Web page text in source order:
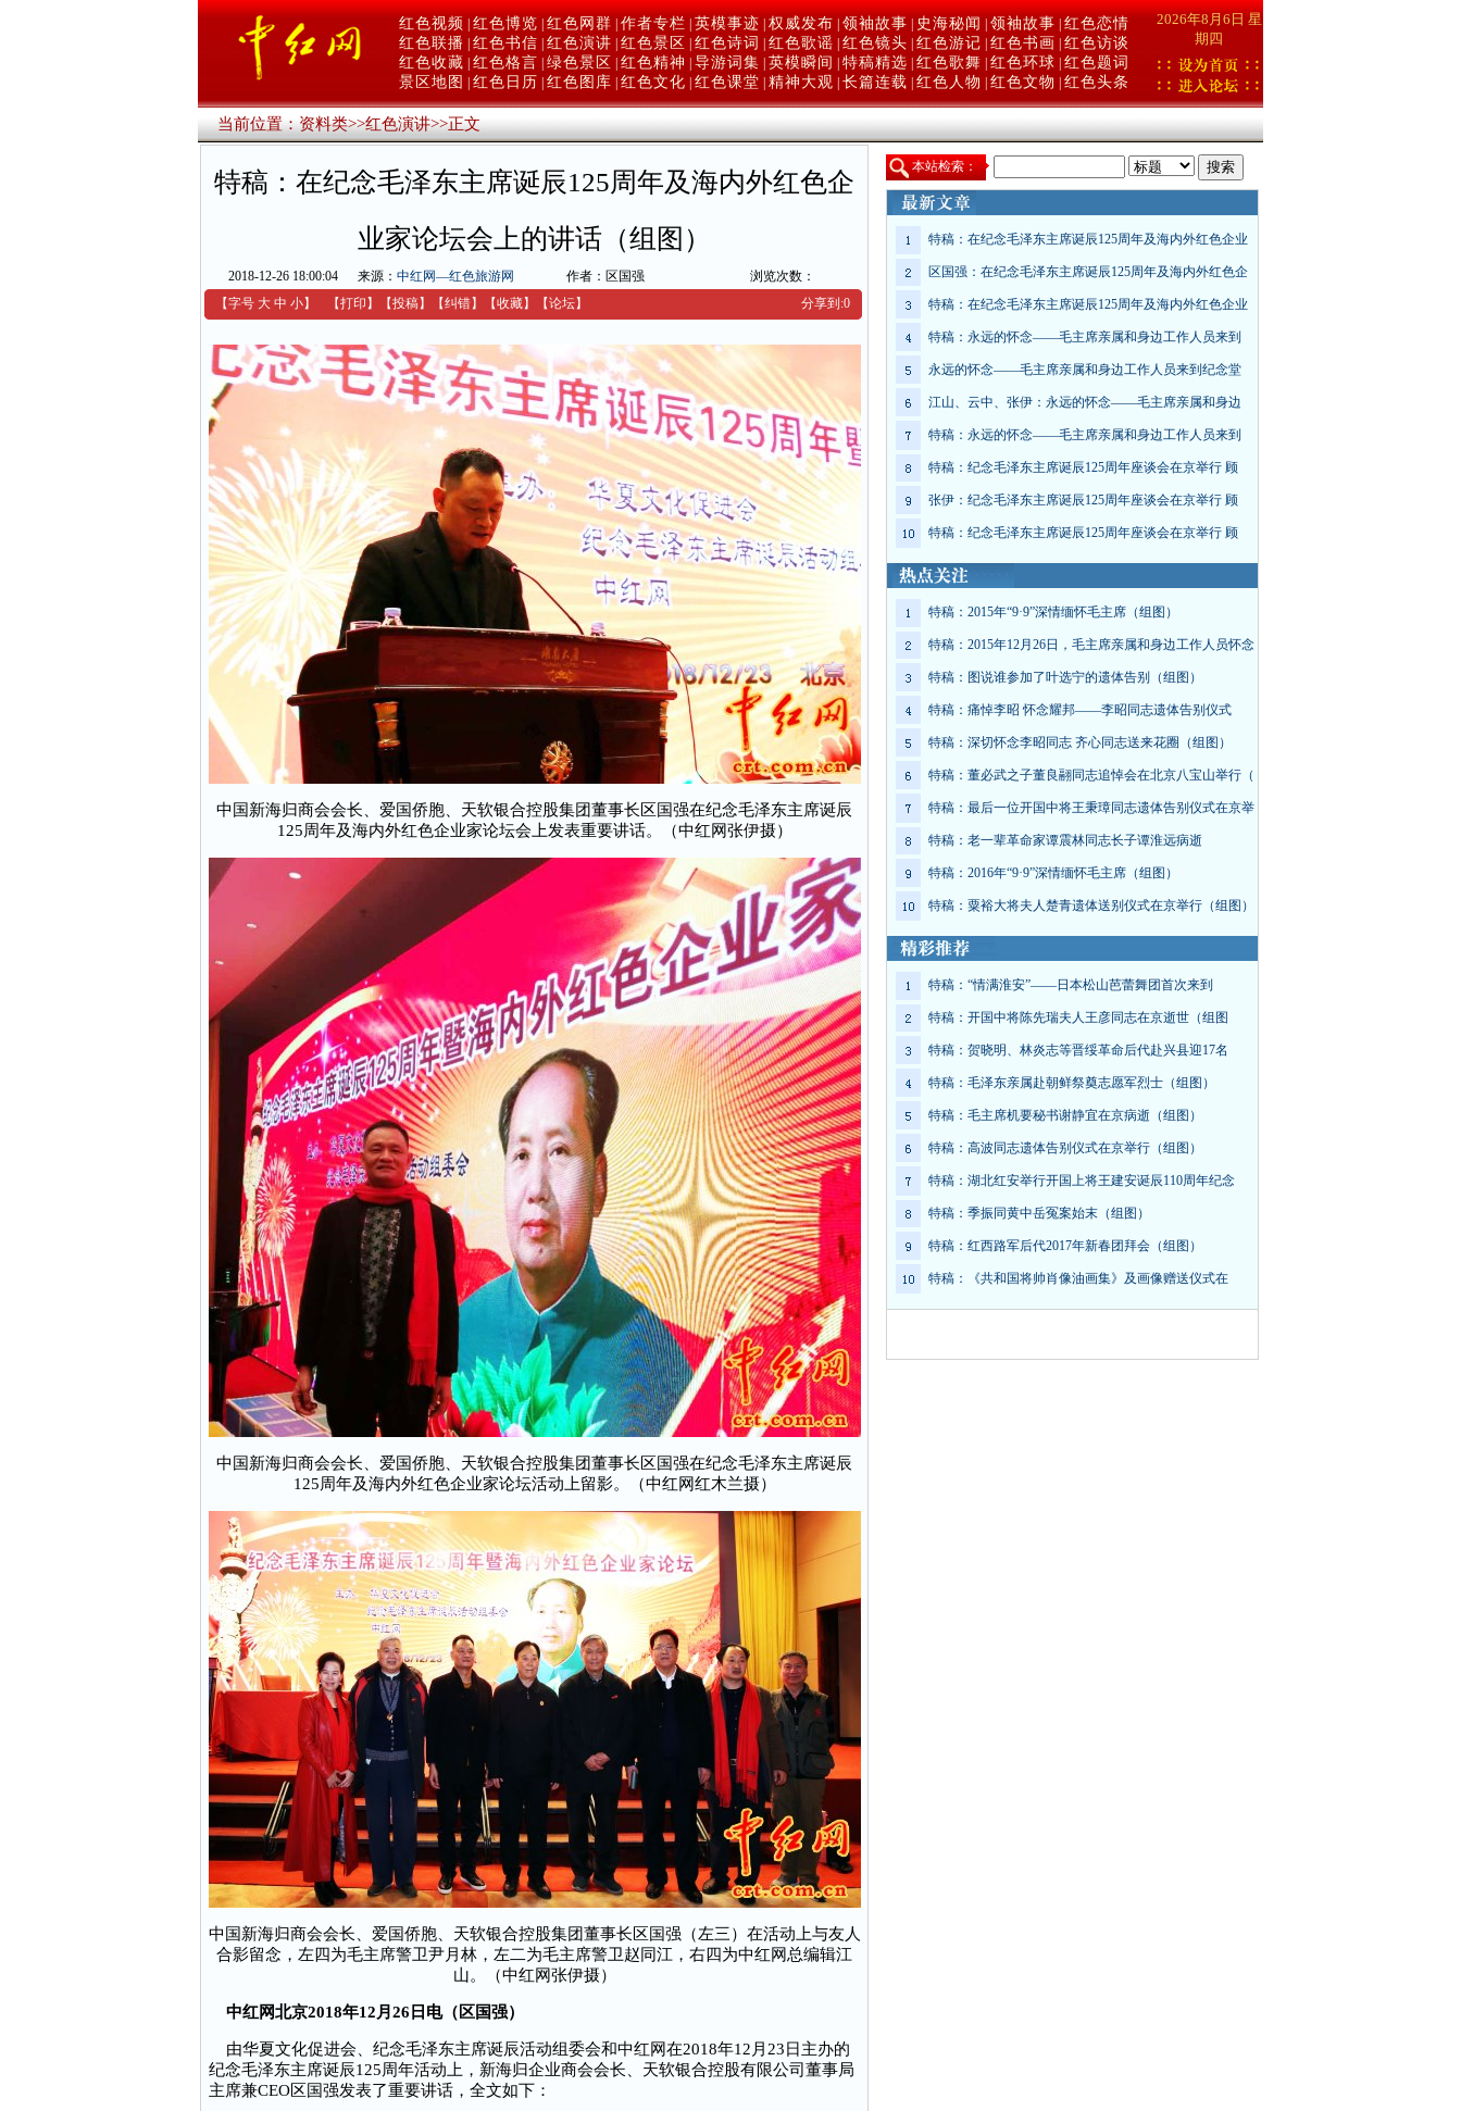
红色视频 红色博览 红色网群 作者专栏 英模事迹 权威发布 领袖故事 史海秘闻 领袖故事 红色恋情
红色联播 红色书信 红色演讲 红色景区 红色诗词 红色歌谣 红色镜头 红色游记 红色书画
红色访谈
红色收藏 红色格言 绿色景区 红色精神 导游词集 英模瞬间 特稿精选 红色歌舞 红色环球 红色题词
景区地图
红色日历 红色图库 红色文化 红色课堂 精神大观 长篇连载 红色人物 红色文物 红色头条
2026年8月6日 星
期四
当前位置：资料类>>红色演讲>>正文
特稿：在纪念毛泽东主席诞辰125周年及海内外红色企
业家论坛会上的讲话（组图）
2018-12-26 18:00:04 来源： 中红网—红色旅游网 作者：区国强
浏览次数：
【字号 大 中 小】 【打印 】 【投稿】 【纠错】 【收藏】 【论坛】 分享到:0
中国新海归商会会长、爱国侨胞、天软银合控股集团董事长区国强在纪念毛泽东主席诞辰
125周年及海内外红色企业家论坛会上发表重要讲话。（中红网张伊摄）
中国新海归商会会长、爱国侨胞、天软银合控股集团董事长区国强在纪念毛泽东主席诞辰
125周年及海内外红色企业家论坛活动上留影。（中红网红木兰摄）
中国新海归商会会长、爱国侨胞、天软银合控股集团董事长区国强（左三）在活动上与友人
合影留念，左四为毛主席警卫尹月林，左二为毛主席警卫赵同江，右四为中红网总编辑江
山。（中红网张伊摄）
中红网北京2018年12月26日电（区国强）
由华夏文化促进会、纪念毛泽东主席诞辰活动组委会和中红网在2018年12月23日主办的
纪念毛泽东主席诞辰125周年活动上，新海归企业商会会长、天软银合控股有限公司董事局
主席兼CEO区国强发表了重要讲话，全文如下：
本站检索：
特稿：在纪念毛泽东主席诞辰125周年及海内外红色企业
区国强：在纪念毛泽东主席诞辰125周年及海内外红色企
特稿：在纪念毛泽东主席诞辰125周年及海内外红色企业
特稿：永远的怀念——毛主席亲属和身边工作人员来到
永远的怀念——毛主席亲属和身边工作人员来到纪念堂
江山、云中、张伊：永远的怀念——毛主席亲属和身边
特稿：永远的怀念——毛主席亲属和身边工作人员来到
特稿：纪念毛泽东主席诞辰125周年座谈会在京举行 顾
张伊：纪念毛泽东主席诞辰125周年座谈会在京举行 顾
特稿：纪念毛泽东主席诞辰125周年座谈会在京举行 顾
特稿：2015年“9·9”深情缅怀毛主席（组图）
特稿：2015年12月26日，毛主席亲属和身边工作人员怀念
特稿：图说谁参加了叶选宁的遗体告别（组图）
特稿：痛悼李昭 怀念耀邦——李昭同志遗体告别仪式
特稿：深切怀念李昭同志 齐心同志送来花圈（组图）
特稿：董必武之子董良翮同志追悼会在北京八宝山举行（
特稿：最后一位开国中将王秉璋同志遗体告别仪式在京举
特稿：老一辈革命家谭震林同志长子谭淮远病逝
特稿：2016年“9·9”深情缅怀毛主席（组图）
特稿：粟裕大将夫人楚青遗体送别仪式在京举行（组图）
特稿：“情满淮安”——日本松山芭蕾舞团首次来到
特稿：开国中将陈先瑞夫人王彦同志在京逝世（组图
特稿：贺晓明、林炎志等晋绥革命后代赴兴县迎17名
特稿：毛泽东亲属赴朝鲜祭奠志愿军烈士（组图）
特稿：毛主席机要秘书谢静宜在京病逝（组图）
特稿：高波同志遗体告别仪式在京举行（组图）
特稿：湖北红安举行开国上将王建安诞辰110周年纪念
特稿：季振同黄中岳冤案始末（组图）
特稿：红西路军后代2017年新春团拜会（组图）
特稿：《共和国将帅肖像油画集》及画像赠送仪式在